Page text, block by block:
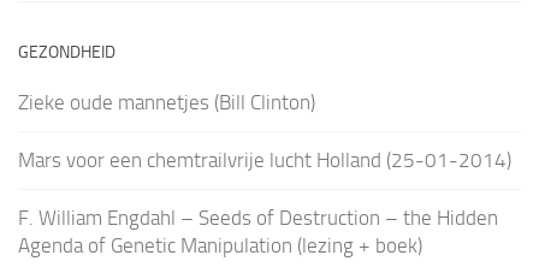
GEZONDHEID
Zieke oude mannetjes (Bill Clinton)
Mars voor een chemtrailvrije lucht Holland (25-01-2014)
F. William Engdahl – Seeds of Destruction – the Hidden
Agenda of Genetic Manipulation (lezing + boek)